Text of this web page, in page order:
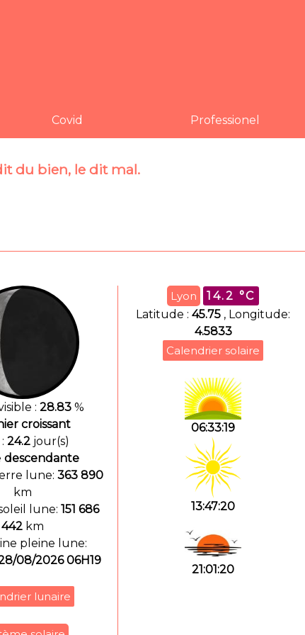
Covid Professionel
du bien, le dit mal.
:28.83 %
croissant
24.2jour(s)
descendante
lune:363 890
km
lune:151 686
442 km
pleine lune:
08/2026 06H19
Lyon
14.2 °C
Latitude :45.75 , Longitude:
4.5833
06:33:19
13:47:20
21:01:20